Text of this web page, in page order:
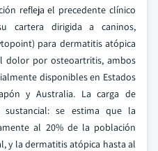
refleja el precedente clínico
cartera dirigida a caninos,
para dermatitis atópica
dolor por osteoartritis, ambos
disponibles en Estados
y Australia. La carga de
sustancial: se estima que la
al 20% de la población
y la dermatitis atópica hasta al